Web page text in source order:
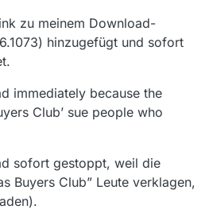
zu meinem Download-
hinzugefügt und sofort
immediately because the
Club’ sue people who
sofort gestoppt, weil die
Buyers Club” Leute verklagen,